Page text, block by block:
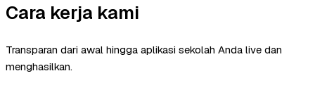
Cara kerja kami
Transparan dari awal hingga aplikasi sekolah Anda live dan
menghasilkan.